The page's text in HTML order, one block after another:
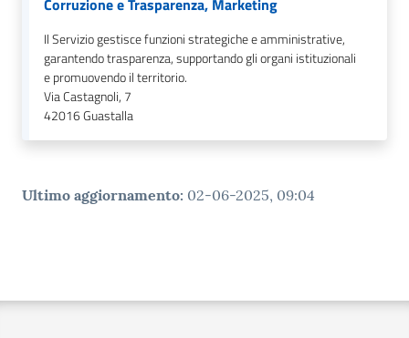
Corruzione e Trasparenza, Marketing
Il Servizio gestisce funzioni strategiche e amministrative,
garantendo trasparenza, supportando gli organi istituzionali
e promuovendo il territorio.
Via Castagnoli, 7
42016Guastalla
Ultimo aggiornamento: 02-06-2025, 09:04